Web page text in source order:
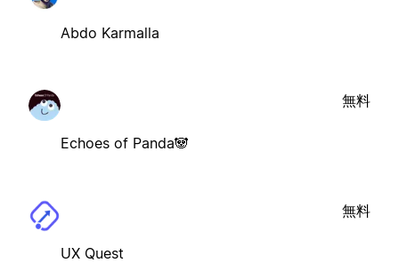
Abdo Karmalla
Echoes of Panda🐼
無料
UX Quest
無料